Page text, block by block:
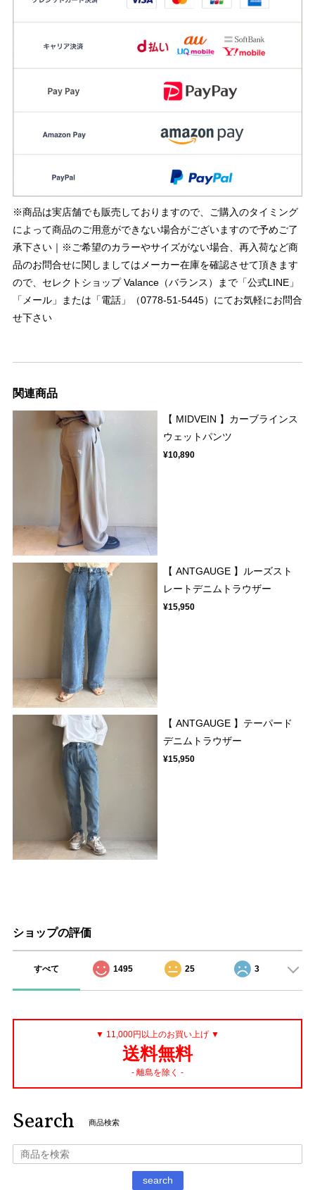
※商品は実店舗でも販売しておりますので、ご購入のタイミング
によって商品のご用意ができない場合がございますので予めご了
承下さい｜※ご希望のカラーやサイズがない場合、再入荷など商
品のお問合せに関しましてはメーカー在庫を確認させて頂きます
ので、セレクトショップ Valance（バランス）まで「公式LINE」
「メール」または「電話」（0778-51-5445）にてお気軽にお問合
せ下さい
関連商品
【 MIDVEIN 】カーブラインス
ウェットパンツ
¥10,890
【 ANTGAUGE 】ルーズスト
レートデニムトラウザー
¥15,950
【 ANTGAUGE 】テーパード
デニムトラウザー
¥15,950
ショップの評価
すべて 1495 25 3
▼ 11,000円以上のお買い上げ ▼
送料無料
- 離島を除く -
Search 商品検索
search